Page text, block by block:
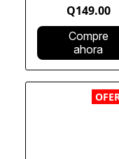
Q149.00
Compre
ahora